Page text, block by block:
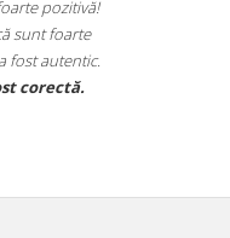
foarte pozitivă!
că sunt foarte
a fost autentic.
fost corectă.